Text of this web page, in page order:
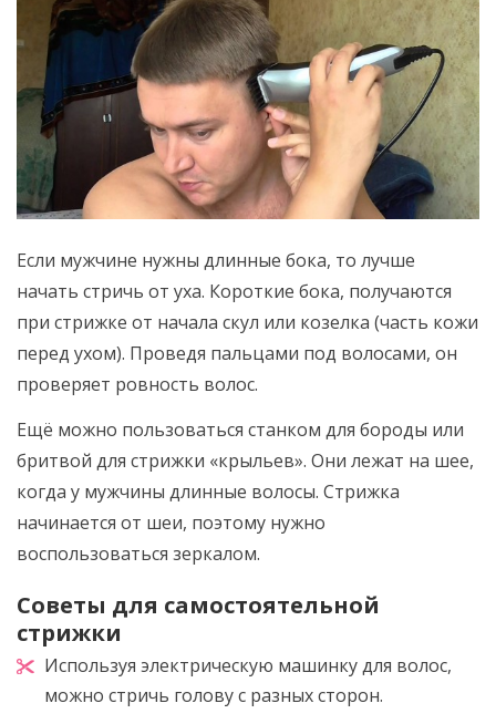
Если мужчине нужны длинные бока, то лучше
начать стричь от уха. Короткие бока, получаются
при стрижке от начала скул или козелка (часть кожи
перед ухом). Проведя пальцами под волосами, он
проверяет ровность волос.
Ещё можно пользоваться станком для бороды или
бритвой для стрижки «крыльев». Они лежат на шее,
когда у мужчины длинные волосы. Стрижка
начинается от шеи, поэтому нужно
воспользоваться зеркалом.
Советы для самостоятельной
стрижки
Используя электрическую машинку для волос,
можно стричь голову с разных сторон.